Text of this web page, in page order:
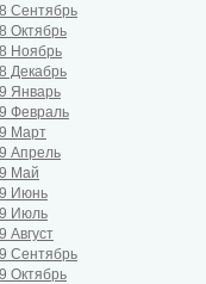
Сентябрь
Октябрь
Ноябрь
Декабрь
Январь
Февраль
Март
Апрель
Май
Июнь
Июль
Август
Сентябрь
Октябрь